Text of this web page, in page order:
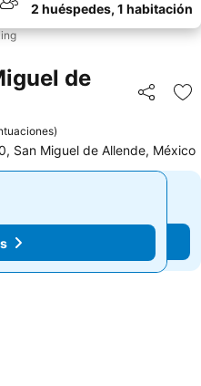
2 huéspedes, 1 habitación
de
Compartir
)
San Miguel de Allende, México